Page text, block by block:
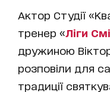
Актор Студії
тренер «Ліги
дружиною
розповіли для
традиції